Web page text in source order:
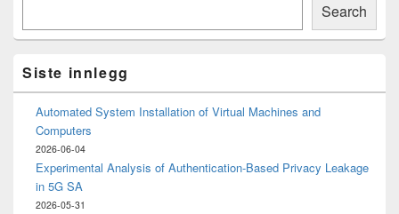
Area
Search
Siste innlegg
Automated System Installation of Virtual Machines and
Computers
2026-06-04
Experimental Analysis of Authentication-Based Privacy Leakage
in 5G SA
2026-05-31